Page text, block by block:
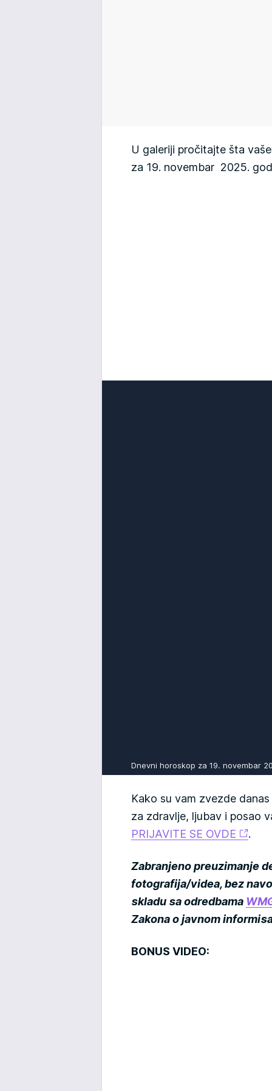
U galeriji pročitajte šta
za 19. novembar 2025.
Dnevni horoskop za 19. novembar
Kako su vam zvezde
za zdravlje, ljubav i posao
PRIJAVITE SE OVDE
.
Zabranjeno preuzimanje
fotografija/videa, bez
skladu sa odredbama
Zakona o javnom
BONUS VIDEO: